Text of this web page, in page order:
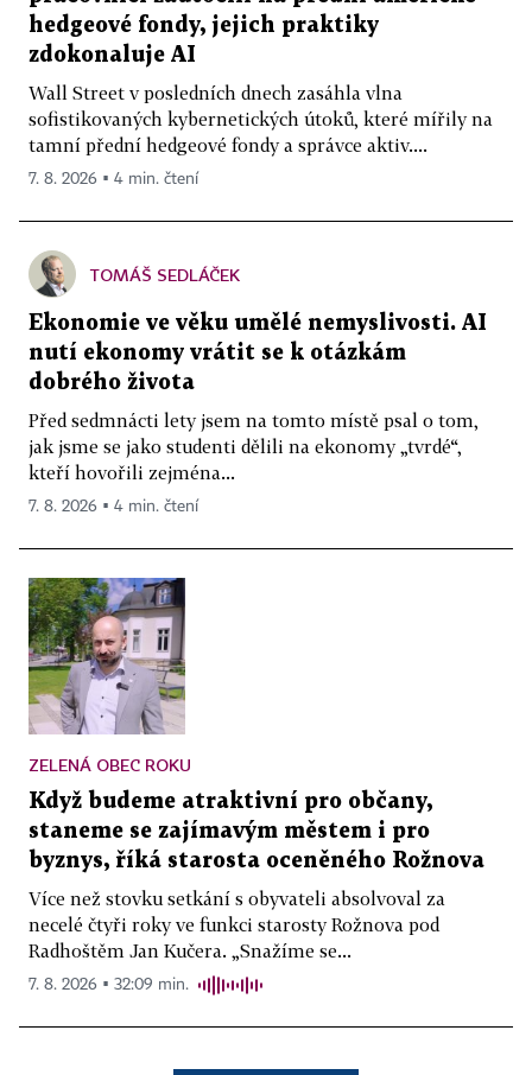
hedgeové fondy, jejich praktiky
zdokonaluje AI
Wall Street v posledních dnech zasáhla vlna
sofistikovaných kybernetických útoků, které mířily na
tamní přední hedgeové fondy a správce aktiv....
7. 8. 2026 ▪ 4 min. čtení
TOMÁŠ SEDLÁČEK
Ekonomie ve věku umělé nemyslivosti. AI
nutí ekonomy vrátit se k otázkám
dobrého života
Před sedmnácti lety jsem na tomto místě psal o tom,
jak jsme se jako studenti dělili na ekonomy „tvrdé“,
kteří hovořili zejména...
7. 8. 2026 ▪ 4 min. čtení
ZELENÁ OBEC ROKU
Když budeme atraktivní pro občany,
staneme se zajímavým městem i pro
byznys, říká starosta oceněného Rožnova
Více než stovku setkání s obyvateli absolvoval za
necelé čtyři roky ve funkci starosty Rožnova pod
Radhoštěm Jan Kučera. „Snažíme se...
7. 8. 2026 ▪ 32:09 min.